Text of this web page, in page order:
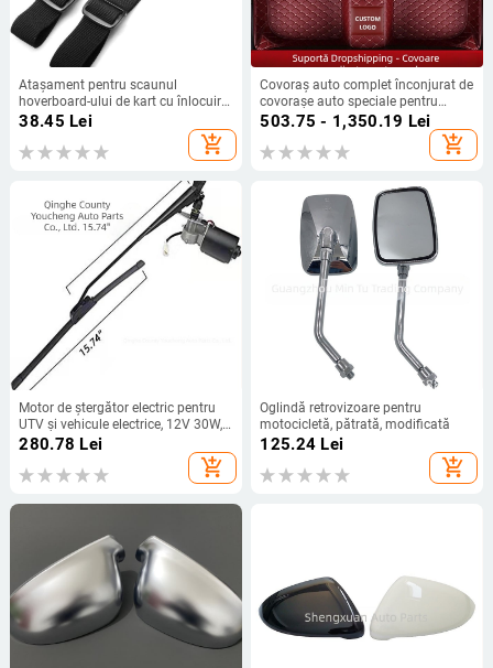
Atașament pentru scaunul
hoverboard-ului de kart cu înlocuire
pentru hoverboard-ul de curse, cu
trei catarame glisante, curea de
umăr reglabilă
38.45 Lei
add_shopping_cart
Covoraș auto complet înconjurat de
covorașe auto speciale pentru
mașini, comerț electronic Amazon,
piese en-gros din fabrică
503.75 - 1,350.19 Lei
add_shopping_cart
Motor de ștergător electric pentru
UTV și vehicule electrice, 12V 30W,
unghi de ștergere 90°, braț 300–600
compatibil cu Polaris Ranger RZR
electric și mașină de plajă
280.78 Lei
add_shopping_cart
Oglindă retrovizoare pentru
motocicletă, pătrată, modificată
125.24 Lei
add_shopping_cart